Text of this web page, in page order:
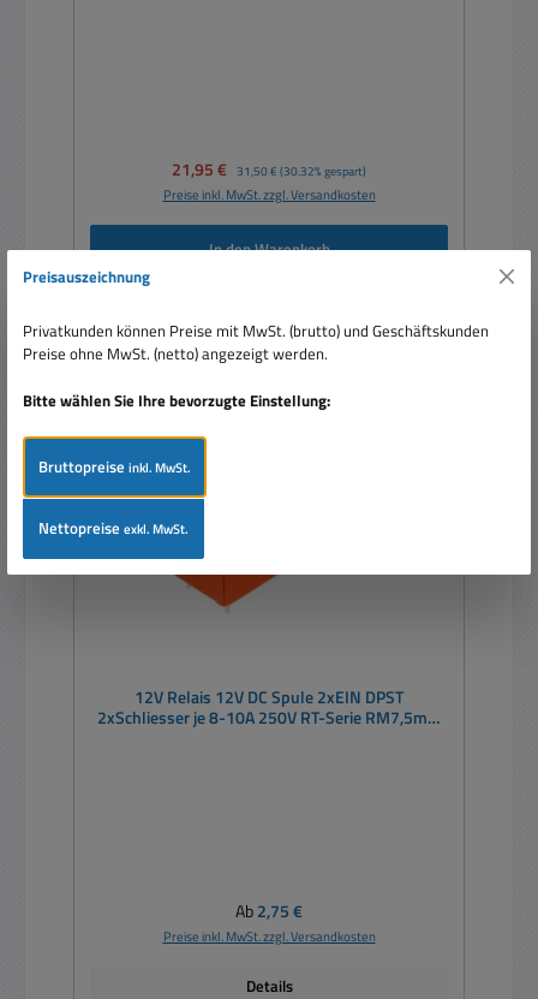
Verkaufspreis:
21,95 € Regulärer Preis:
31,50 € (30.32% gespart)
Preise inkl. MwSt. zzgl. Versandkosten
In den Warenkorb
12V Relais 12V DC Spule 2xEIN DPST
2xSchliesser je 8-10A 250V RT-Serie RM7,5mm
Regulärer Preis:
Ab2,75 €
Preise inkl. MwSt. zzgl. Versandkosten
Details
Preisauszeichnung
Privatkunden können Preise mit MwSt. (brutto) und Geschäftskunden
Preise ohne MwSt. (netto) angezeigt werden.
Bitte wählen Sie Ihre bevorzugte Einstellung:
Bruttopreiseinkl. MwSt.
Nettopreiseexkl. MwSt.